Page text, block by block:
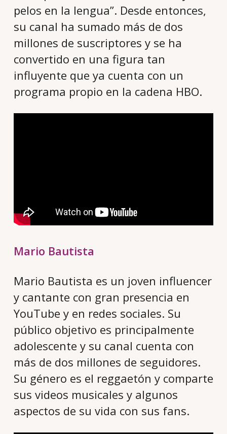
pelos en la lengua”. Desde entonces,
su canal ha sumado más de dos
millones de suscriptores y se ha
convertido en una figura tan
influyente que ya cuenta con un
programa propio en la cadena HBO.
Mario Bautista
Mario Bautista es un joven influencer
y cantante con gran presencia en
YouTube y en redes sociales. Su
público objetivo es principalmente
adolescente y su canal cuenta con
más de dos millones de seguidores.
Su género es el reggaetón y comparte
sus videos musicales y algunos
aspectos de su vida con sus fans.